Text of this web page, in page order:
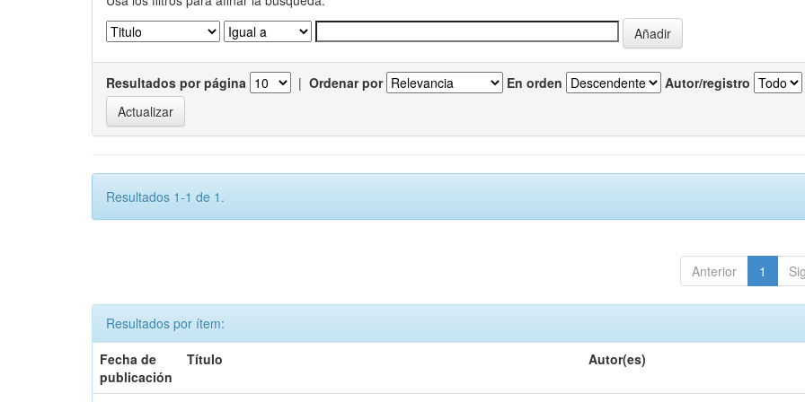
Resultados por página | Ordenar por En orden Autor/registro
Resultados 1-1 de 1.
Anterior 1
Resultados por ítem:
Fecha de
publicación
Título Autor(es)